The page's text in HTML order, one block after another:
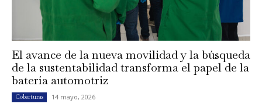
El avance de la nueva movilidad y la búsqueda
de la sustentabilidad transforma el papel de la
batería automotriz
Coberturas 14 mayo, 2026